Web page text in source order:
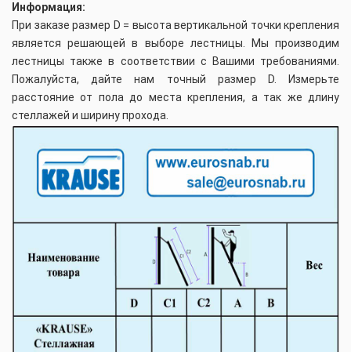
Информация:
При заказе размер D = высота вертикальной точки крепления
является решающей в выборе лестницы. Мы производим
лестницы также в соответствии с Вашими требованиями.
Пожалуйста, дайте нам точный размер D. Измерьте
расстояние от пола до места крепления, а так же длину
стеллажей и ширину прохода.